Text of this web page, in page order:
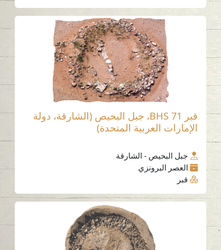
قبر BHS 71، جبل البحيص (الشارقة، دولة
الإمارات العربية المتحدة)
جبل البحيص - الشارقة
العصر البرونزي
قبر